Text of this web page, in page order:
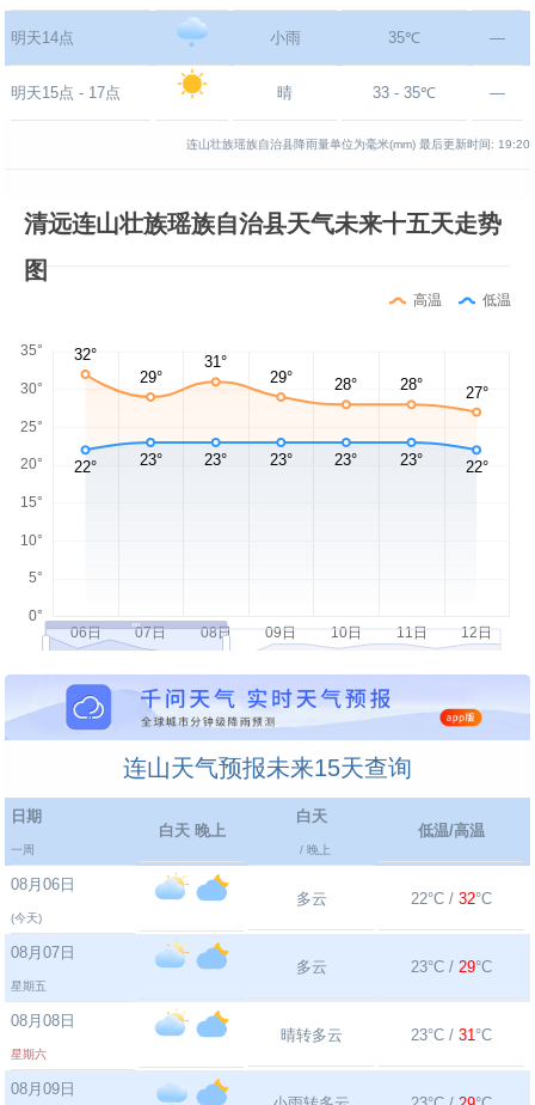
明天14点 小雨 35℃ —
明天15点 - 17点 晴 33 - 35℃ —
连山壮族瑶族自治县降雨量单位为毫米(mm) 最后更新时间: 19:20
清远连山壮族瑶族自治县天气未来十五天走势
图
高温 低温
连山天气预报未来15天查询
日期
一周
白天 晚上
白天
/ 晚上
低温/高温
08月06日
(今天)
多云 22°C / 32°C
08月07日
星期五
多云 23°C / 29°C
08月08日
星期六
晴转多云 23°C / 31°C
08月09日